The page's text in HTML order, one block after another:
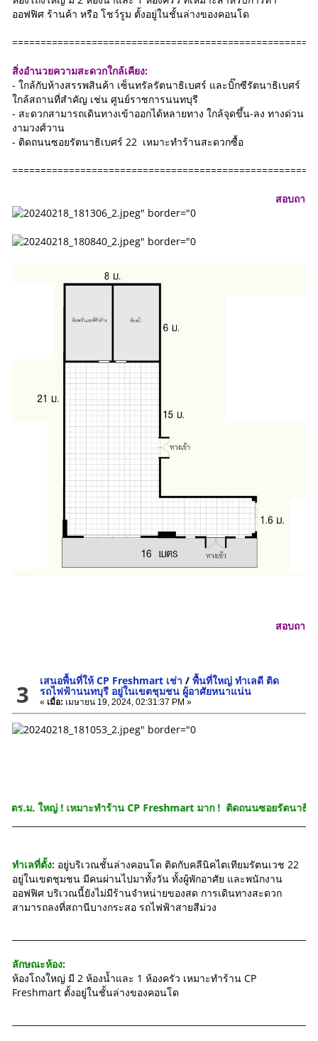
ออฟฟิศ ร้านค้า หรือ โชว์รูม ตั้งอยู่ในชั้นล่างของคอนโด
สิ่งอำนวยความสะดวกใกล้เคียง:
- ใกล้กับห้างสรรพสินค้า เซ็นทรัลรัตนาธิเบศร์ และบิ๊กซีรัตนาธิเบศร์
ใกล้สถานที่สำคัญ เช่น ศูนย์ราชการนนทบุรี
- สะดวกสามารถเดินทางเข้าออกได้หลายทาง ใกล้จุดขึ้น-ลง ทางด่วน
งามวงศ์วาน
- ติดถนนซอยรัตนาธิเบศร์ 22 เหมาะทำร้านสะดวกซื้อ
สอบถาม โทร 097-
สอบถาม โทร 097-
3 เสนอพื้นที่ให้ CP Freshmart เช่า /พื้นที่ใหญ่ ทำเลดี ติด
รถไฟฟ้านนทบุรี อยู่ในเขตชุมชน ผู้อาศัยหนาแน่น
« เมื่อ: เมษายน 19, 2024, 02:31:37 PM »
! เหมาะทำร้าน CP Freshmart มาก ! ติดถนนซอยรัตนาธิเบศร์ 22 นนท
ทำเลที่ตั้ง: อยู่บริเวณชั้นล่างคอนโด ติดกับคลีนิคไตเทียมรัตนเวช 22
อยู่ในเขตชุมชน มีคนผ่านไปมาทั้งวัน ทั้งผู้พักอาศัย และพนักงาน
ออฟฟิศ บริเวณนี้ยังไม่มีร้านจำหน่ายของสด การเดินทางสะดวก
สามารถลงที่สถานีบางกระสอ รถไฟฟ้าสายสีม่วง
ลักษณะห้อง:
ห้องโถงใหญ่ มี 2 ห้องน้ำและ 1 ห้องครัว เหมาะทำร้าน CP
Freshmart ตั้งอยู่ในชั้นล่างของคอนโด